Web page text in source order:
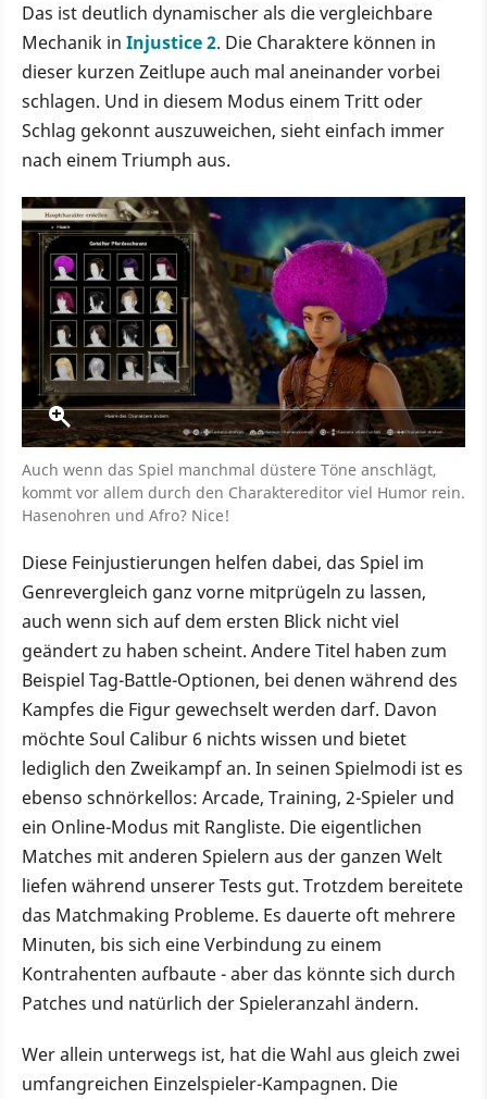
Das ist deutlich dynamischer als die vergleichbare
Mechanik in Injustice 2. Die Charaktere können in
dieser kurzen Zeitlupe auch mal aneinander vorbei
schlagen. Und in diesem Modus einem Tritt oder
Schlag gekonnt auszuweichen, sieht einfach immer
nach einem Triumph aus.
Auch wenn das Spiel manchmal düstere Töne anschlägt,
kommt vor allem durch den Charaktereditor viel Humor rein.
Hasenohren und Afro? Nice!
Diese Feinjustierungen helfen dabei, das Spiel im
Genrevergleich ganz vorne mitprügeln zu lassen,
auch wenn sich auf dem ersten Blick nicht viel
geändert zu haben scheint. Andere Titel haben zum
Beispiel Tag-Battle-Optionen, bei denen während des
Kampfes die Figur gewechselt werden darf. Davon
möchte Soul Calibur 6 nichts wissen und bietet
lediglich den Zweikampf an. In seinen Spielmodi ist es
ebenso schnörkellos: Arcade, Training, 2-Spieler und
ein Online-Modus mit Rangliste. Die eigentlichen
Matches mit anderen Spielern aus der ganzen Welt
liefen während unserer Tests gut. Trotzdem bereitete
das Matchmaking Probleme. Es dauerte oft mehrere
Minuten, bis sich eine Verbindung zu einem
Kontrahenten aufbaute - aber das könnte sich durch
Patches und natürlich der Spieleranzahl ändern.
Wer allein unterwegs ist, hat die Wahl aus gleich zwei
umfangreichen Einzelspieler-Kampagnen. Die